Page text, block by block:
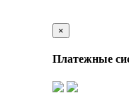
×
Платежные